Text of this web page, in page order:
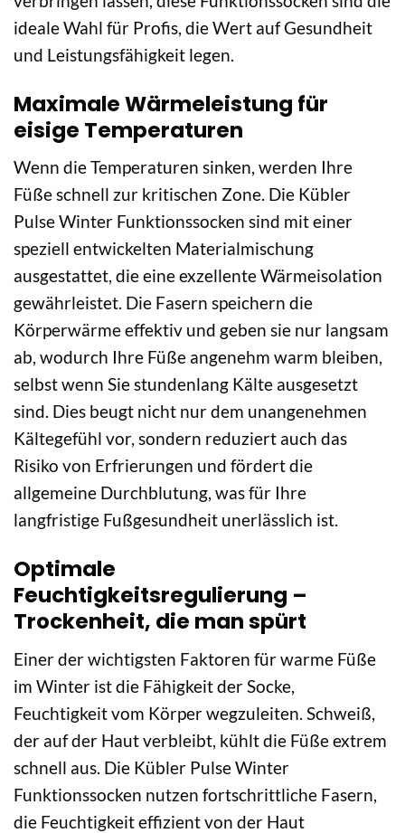
ideale Wahl für Profis, die Wert auf Gesundheit
und Leistungsfähigkeit legen.
Maximale Wärmeleistung für
eisige Temperaturen
Wenn die Temperaturen sinken, werden Ihre
Füße schnell zur kritischen Zone. Die Kübler
Pulse Winter Funktionssocken sind mit einer
speziell entwickelten Materialmischung
ausgestattet, die eine exzellente Wärmeisolation
gewährleistet. Die Fasern speichern die
Körperwärme effektiv und geben sie nur langsam
ab, wodurch Ihre Füße angenehm warm bleiben,
selbst wenn Sie stundenlang Kälte ausgesetzt
sind. Dies beugt nicht nur dem unangenehmen
Kältegefühl vor, sondern reduziert auch das
Risiko von Erfrierungen und fördert die
allgemeine Durchblutung, was für Ihre
langfristige Fußgesundheit unerlässlich ist.
Optimale
Feuchtigkeitsregulierung –
Trockenheit, die man spürt
Einer der wichtigsten Faktoren für warme Füße
im Winter ist die Fähigkeit der Socke,
Feuchtigkeit vom Körper wegzuleiten. Schweiß,
der auf der Haut verbleibt, kühlt die Füße extrem
schnell aus. Die Kübler Pulse Winter
Funktionssocken nutzen fortschrittliche Fasern,
die Feuchtigkeit effizient von der Haut